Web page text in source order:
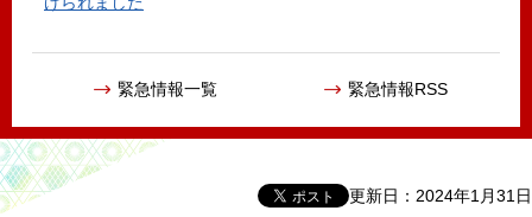
緊急情報一覧 緊急情報RSS
更新日：2024年1月31日